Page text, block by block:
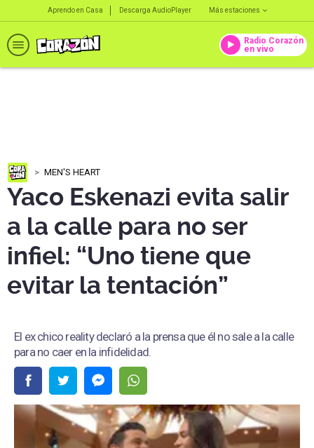
Aprendo en Casa Descarga AudioPlayer Más estaciones
Radio Corazón
en vivo
MEN'S HEART
Yaco Eskenazi evita salir
a la calle para no ser
infiel: “Uno tiene que
evitar la tentación”
El ex chico reality declaró a la prensa que él no sale a la calle
para no caer en la infidelidad.